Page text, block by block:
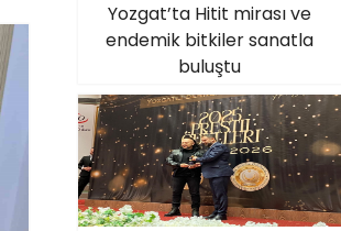
Yozgat’ta Hitit mirası ve
endemik bitkiler sanatla
buluştu